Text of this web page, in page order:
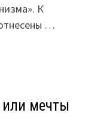
К
…
или мечты